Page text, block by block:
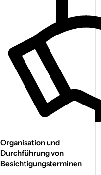
Organisation und
Durchführung von
Besichtigungs­terminen